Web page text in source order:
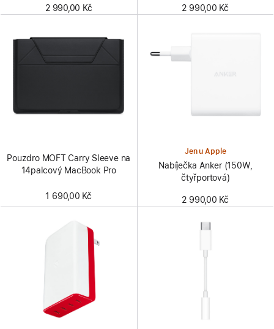
2 990,00 Kč 2 990,00 Kč
Pouzdro MOFT Carry Sleeve na
14palcový MacBook Pro
1 690,00 Kč
Jen u Apple
Nabíječka Anker (150W,
čtyřportová)
2 990,00 Kč